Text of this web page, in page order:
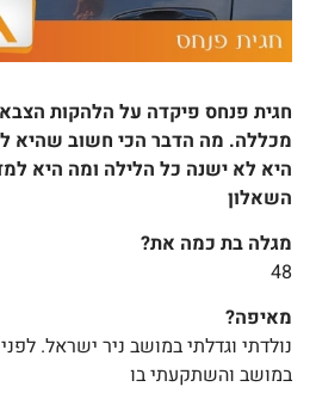
חגית פנחס פיקדה על הלהקות
מכללה. מה הדבר הכי חשוב שהיא
היא לא ישנה כל הלילה ומה היא
השאלון
מגלה בת כמה את?
48
מאיפה?
במושב והשתקעתי בו